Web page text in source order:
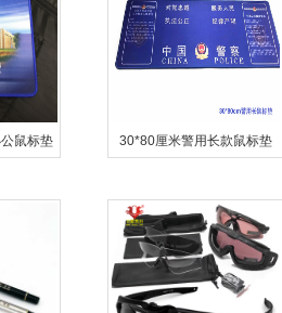
1
鼠标垫 30*80厘米警用长款鼠标垫